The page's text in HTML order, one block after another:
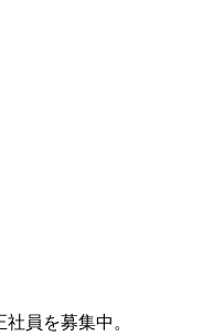
員を募集中。